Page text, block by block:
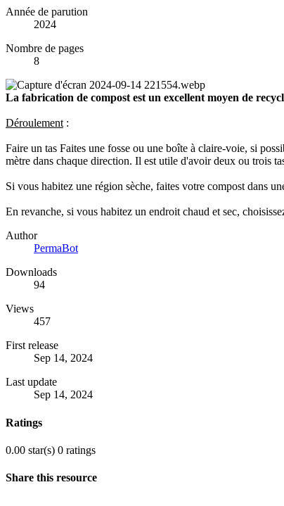
Année de parution
2024
Nombre de pages
8
La fabrication de compost est un excellent moyen de
Déroulement :
Faire un tas Faites une fosse ou une boîte à claire-voie, si
mètre dans chaque direction. Il est utile d'avoir deux ou trois
Si vous habitez une région sèche, faites votre compost dans
En revanche, si vous habitez un endroit chaud et sec,
Author
PermaBot
Downloads
94
Views
457
First release
Sep 14, 2024
Last update
Sep 14, 2024
Ratings
0.00 star(s) 0 ratings
Share this resource